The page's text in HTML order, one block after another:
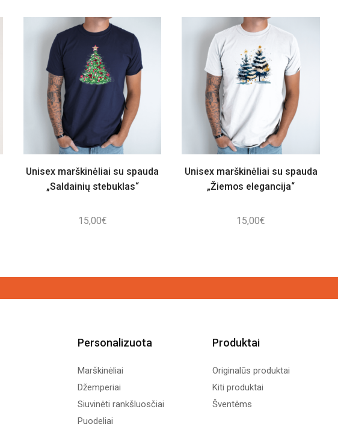
Unisex marškinėliai su spauda
„Saldainių stebuklas“
15,00€
Unisex marškinėliai su spauda
„Žiemos elegancija“
15,00€
Personalizuota
Marškinėliai
Džemperiai
Siuvinėti rankšluosčiai
Puodeliai
Produktai
Originalūs produktai
Kiti produktai
Šventėms